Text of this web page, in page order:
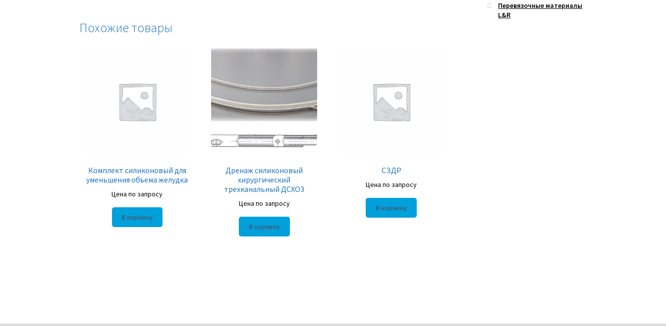
Похожие товары
Комплект силиконовый для
уменьшения объема желудка
Цена по запросу
В корзину
Дренаж силиконовый
хирургический
трехканальный ДСХО3
Цена по запросу
В корзину
СЗДР
Цена по запросу
В корзину
Перевязочные материалы
L&R